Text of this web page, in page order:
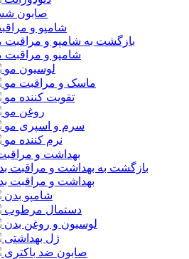
صابون
شامپو و
بازگشت به شامپو و مراقبت
شامپو و مراقبت
لوسیون مو
ماسک و مراقبت مو
تقویت کننده مو
روغن مو
سرم و اسپری مو
نرم کننده مو
بهداشت و
بازگشت به بهداشت و مراقبت
بهداشت و مراقبت
شامپو بدن
دستمال مرطوب
لوسیون و روغن بدن
ژل بهداشتی
صابون ضد باکتری